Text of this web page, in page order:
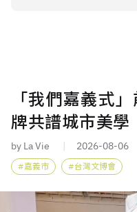
「我們嘉義式
牌共譜城市美學
by La Vie 2026-08-06
嘉義市 台灣文博會